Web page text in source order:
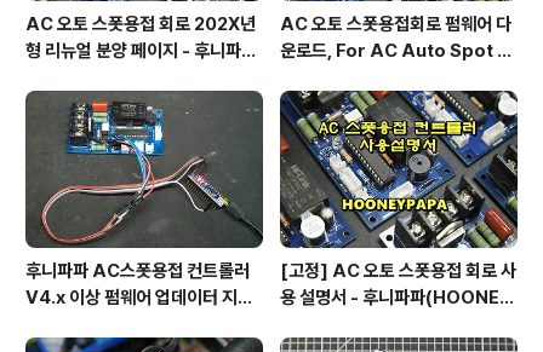
AC 오토 스폿용접 회로 202X년
형 리뉴얼 분양 페이지 - 후니파파
AC 오토 스폿용접회로 펌웨어 다
운로드, For AC Auto Spot W
ad by 후니파파
후니파파 AC스폿용접 컨트롤러
V4.x 이상 펌웨어 업데이터 지그
[고정] AC 오토 스폿용접 회로 사
용 설명서 - 후니파파(HOONEY